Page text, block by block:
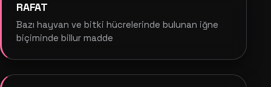
RAFAT
Bazı hayvan ve bitki hücrelerinde bulunan iğne
biçiminde billur madde